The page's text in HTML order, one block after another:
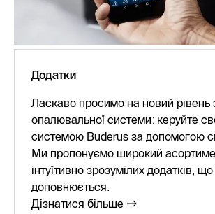
Додатки
Ласкаво просимо на новий рівень
опалювальної системи: керуйте
системою Buderus за допомогою
Ми пропонуємо широкий
інтуїтивно зрозумілих додатків,
доповнюється.
Дізнатися більше